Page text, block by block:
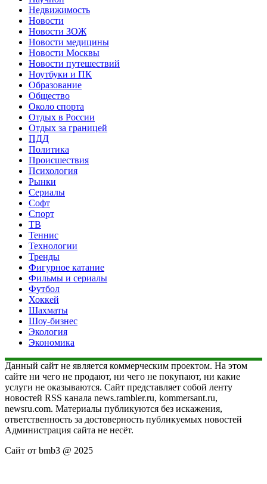
Недвижимость
Новости
Новости ЗОЖ
Новости медицины
Новости Москвы
Новости путешествий
Ноутбуки и ПК
Образование
Общество
Около спорта
Отдых в России
Отдых за границей
ПДД
Политика
Происшествия
Психология
Рынки
Сериалы
Софт
Спорт
ТВ
Теннис
Технологии
Тренды
Фигурное катание
Фильмы и сериалы
Футбол
Хоккей
Шахматы
Шоу-бизнес
Экология
Экономика
Данный сайт не является коммерческим проектом. На этом
сайте ни чего не продают, ни чего не покупают, ни какие
услуги не оказываются. Сайт представляет собой ленту
новостей RSS канала news.rambler.ru, kommersant.ru,
newsru.com. Материалы публикуются без искажения,
ответственность за достоверность публикуемых новостей
Администрация сайта не несёт.
Сайт от bmb3 @ 2025